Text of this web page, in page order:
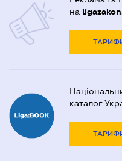
на
каталог